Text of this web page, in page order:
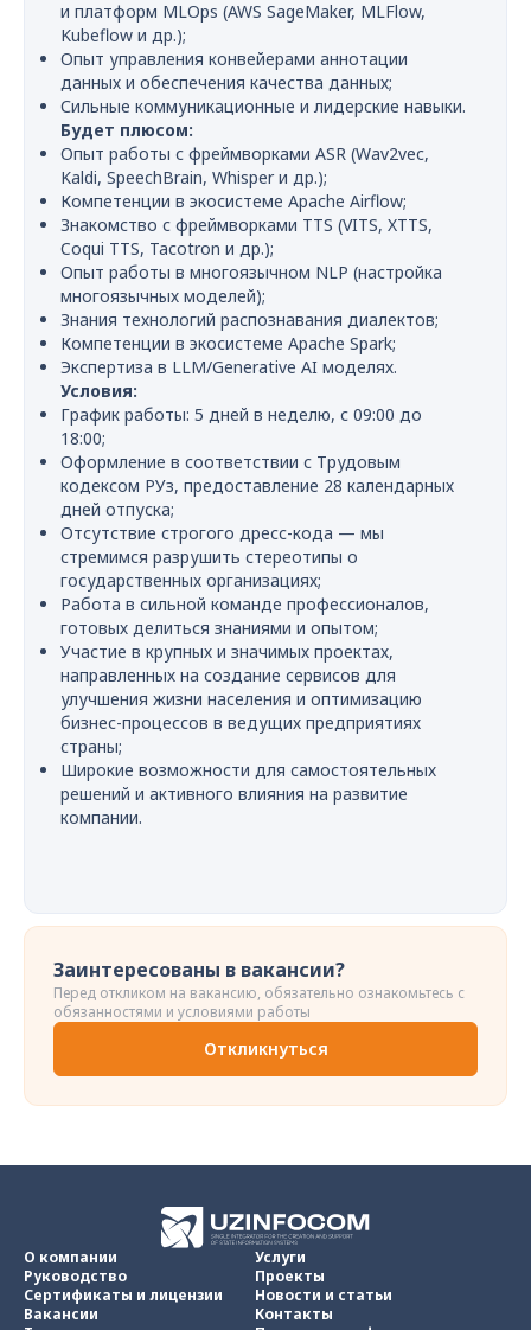
и платформ MLOps (AWS SageMaker, MLFlow,
Kubeflow и др.);
Опыт управления конвейерами аннотации
данных и обеспечения качества данных;
Сильные коммуникационные и лидерские навыки.
Будет плюсом:
Опыт работы с фреймворками ASR (Wav2vec,
Kaldi, SpeechBrain, Whisper и др.);
Компетенции в экосистеме Apache Airflow;
Знакомство с фреймворками TTS (VITS, XTTS,
Coqui TTS, Tacotron и др.);
Опыт работы в многоязычном NLP (настройка
многоязычных моделей);
Знания технологий распознавания диалектов;
Компетенции в экосистеме Apache Spark;
Экспертиза в LLM/Generative AI моделях.
Условия:
График работы: 5 дней в неделю, с 09:00 до
18:00;
Оформление в соответствии с Трудовым
кодексом РУз, предоставление 28 календарных
дней отпуска;
Отсутствие строгого дресс-кода — мы
стремимся разрушить стереотипы о
государственных организациях;
Работа в сильной команде профессионалов,
готовых делиться знаниями и опытом;
Участие в крупных и значимых проектах,
направленных на создание сервисов для
улучшения жизни населения и оптимизацию
бизнес-процессов в ведущих предприятиях
страны;
Широкие возможности для самостоятельных
решений и активного влияния на развитие
компании.
Заинтересованы в вакансии?
Перед откликом на вакансию, обязательно ознакомьтесь с
обязанностями и условиями работы
Откликнуться
О компании
Руководство
Сертификаты и лицензии
Вакансии
Услуги
Проекты
Новости и статьи
Контакты